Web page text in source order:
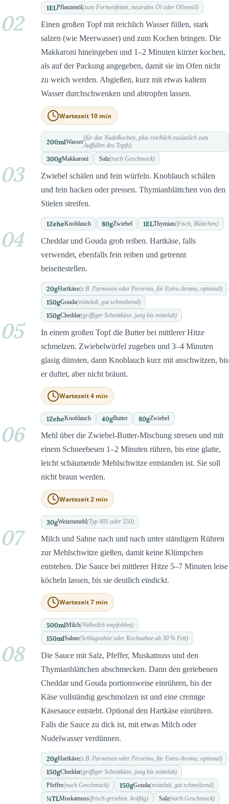
1ELPflanzenöl(zum Formenfetten, neutrales Öl oder Olivenöl)
02
Einen großen Topf mit reichlich Wasser füllen, stark
salzen (wie Meerwasser) und zum Kochen bringen. Die
Makkaroni hineingeben und 1–2 Minuten kürzer kochen,
als auf der Packung angegeben, damit sie im Ofen nicht
zu weich werden. Abgießen, kurz mit etwas kaltem
Wasser durchschwenken und abtropfen lassen.
Wartezeit 10 min
200mlWasser
(für das Nudelkochen, plus reichlich zusätzlich zum
Auffüllen des Topfs)
300gMakkaroni Salz(nach Geschmack)
03
Zwiebel schälen und fein würfeln. Knoblauch schälen
und fein hacken oder pressen. Thymianblättchen von den
Stielen streifen.
1ZeheKnoblauch 80gZwiebel 1ELThymian(frisch, Blättchen)
04
Cheddar und Gouda grob reiben. Hartkäse, falls
verwendet, ebenfalls fein reiben und getrennt
beiseitestellen.
20gHartkäse(z.B. Parmesan oder Pecorino, für Extra-Aroma, optional)
150gGouda(mittelalt, gut schmelzend)
150gCheddar(griffiger Schnittkäse, jung bis mittelalt)
05
In einem großen Topf die Butter bei mittlerer Hitze
schmelzen. Zwiebelwürfel zugeben und 3–4 Minuten
glasig dünsten, dann Knoblauch kurz mit anschwitzen, bis
er duftet, aber nicht bräunt.
Wartezeit 4 min
1ZeheKnoblauch 40gButter 80gZwiebel
06
Mehl über die Zwiebel-Butter-Mischung streuen und mit
einem Schneebesen 1–2 Minuten rühren, bis eine glatte,
leicht schäumende Mehlschwitze entstanden ist. Sie soll
nicht braun werden.
Wartezeit 2 min
30gWeizenmehl(Typ 405 oder 550)
07
Milch und Sahne nach und nach unter ständigem Rühren
zur Mehlschwitze gießen, damit keine Klümpchen
entstehen. Die Sauce bei mittlerer Hitze 5–7 Minuten leise
köcheln lassen, bis sie deutlich eindickt.
Wartezeit 7 min
500mlMilch(Vollmilch empfohlen)
150mlSahne(Schlagsahne oder Kochsahne ab 30 % Fett)
08
Die Sauce mit Salz, Pfeffer, Muskatnuss und den
Thymianblättchen abschmecken. Dann den geriebenen
Cheddar und Gouda portionsweise einrühren, bis der
Käse vollständig geschmolzen ist und eine cremige
Käsesauce entsteht. Optional den Hartkäse einrühren.
Falls die Sauce zu dick ist, mit etwas Milch oder
Nudelwasser verdünnen.
20gHartkäse(z.B. Parmesan oder Pecorino, für Extra-Aroma, optional)
150gCheddar(griffiger Schnittkäse, jung bis mittelalt)
Pfeffer(nach Geschmack) 150gGouda(mittelalt, gut schmelzend)
¼TLMuskatnuss(frisch gerieben, kräftig) Salz(nach Geschmack)